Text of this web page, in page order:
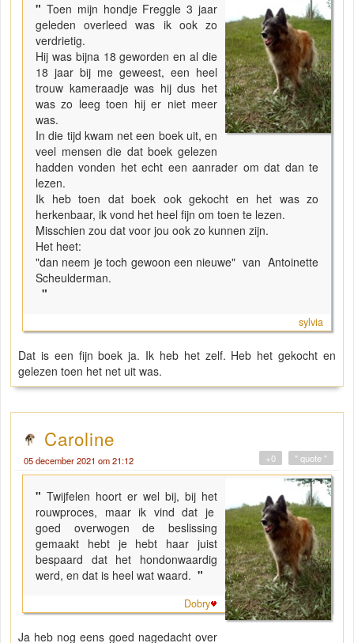
" Toen mijn hondje Freggle 3 jaar
geleden overleed was ik ook zo
verdrietig.
Hij was bijna 18 geworden en al die
18 jaar bij me geweest, een heel
trouw kameraadje was hij dus het
was zo leeg toen hij er niet meer
was.
In die tijd kwam net een boek uit, en
veel mensen die dat boek gelezen
hadden vonden het echt een aanrader om dat dan te
lezen.
Ik heb toen dat boek ook gekocht en het was zo
herkenbaar, ik vond het heel fijn om toen te lezen.
Misschien zou dat voor jou ook zo kunnen zijn.
Het heet:
"dan neem je toch gewoon een nieuwe" van Antoinette
Scheulderman.
"
sylvia
Dat is een fijn boek ja. Ik heb het zelf. Heb het gekocht en
gelezen toen het net uit was.
Caroline
05 december 2021 om 21:12 " quote "
+0
" Twijfelen hoort er wel bij, bij het
rouwproces, maar ik vind dat je
goed overwogen de beslissing
gemaakt hebt je hebt haar juist
bespaard dat het hondonwaardig
werd, en dat is heel wat waard. "
Dobry
Ja heb nog eens goed nagedacht over